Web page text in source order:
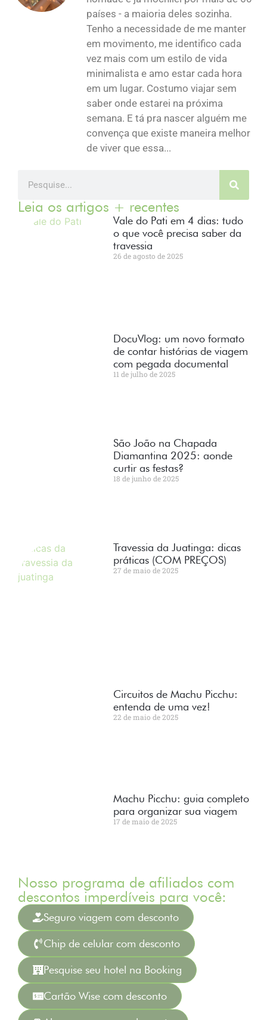
países - a maioria deles sozinha.
Tenho a necessidade de me manter
em movimento, me identifico cada
vez mais com um estilo de vida
minimalista e amo estar cada hora
em um lugar. Costumo viajar sem
saber onde estarei na próxima
semana. E tá pra nascer alguém me
convença que existe maneira melhor
de viver que essa...
Leia os artigos + recentes
Vale do Pati em 4 dias: tudo
o que você precisa saber da
travessia
26 de agosto de 2025
DocuVlog: um novo formato
de contar histórias de viagem
com pegada documental
11 de julho de 2025
São João na Chapada
Diamantina 2025: aonde
curtir as festas?
18 de junho de 2025
Travessia da Juatinga: dicas
práticas (COM PREÇOS)
27 de maio de 2025
Circuitos de Machu Picchu:
entenda de uma vez!
22 de maio de 2025
Machu Picchu: guia completo
para organizar sua viagem
17 de maio de 2025
Nosso programa de afiliados com
descontos imperdíveis para você:
Seguro viagem com desconto
Chip de celular com desconto
Pesquise seu hotel na Booking
Cartão Wise com desconto